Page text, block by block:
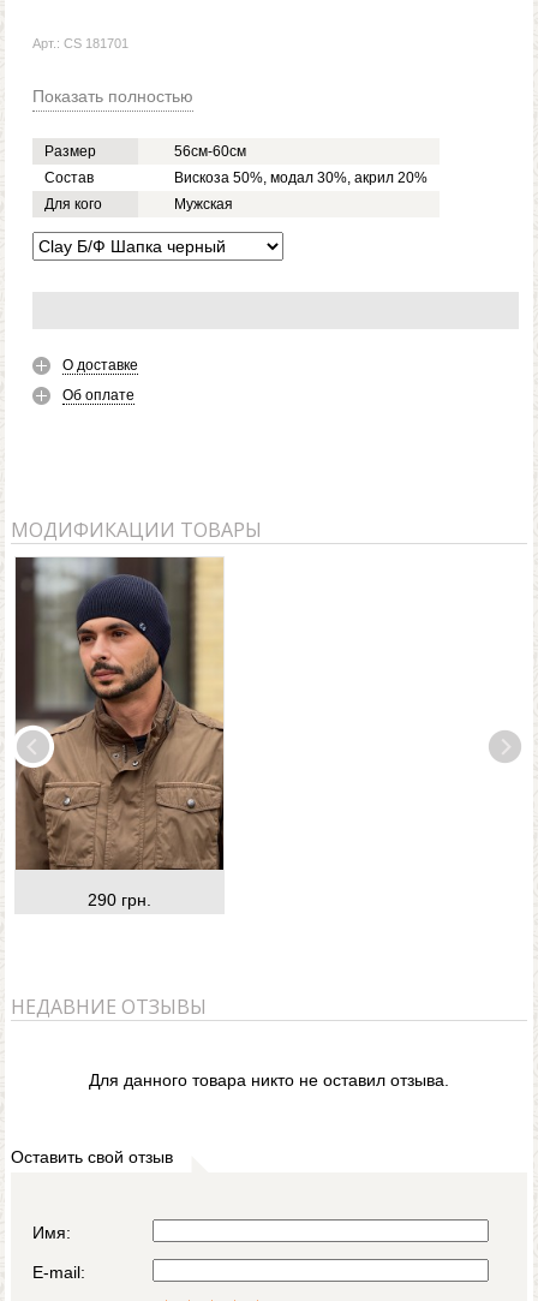
Арт.: CS 181701
Показать полностью
Размер
56см-60см
Состав
Вискоза 50%, модал 30%, акрил 20%
Для кого
Мужская
О доставке
Об оплате
МОДИФИКАЦИИ ТОВАРЫ
290 грн.
НЕДАВНИЕ ОТЗЫВЫ
Для данного товара никто не оставил отзыва.
Оставить свой отзыв
Имя:
E-mail: